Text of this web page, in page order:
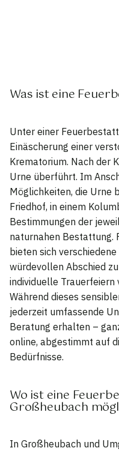
Was ist eine
Unter einer
Einäscherung einer
Krematorium. Nach der
Urne überführt. Im
Möglichkeiten, die Urne
Friedhof, in einem
Bestimmungen der
naturnahen Bestattung.
bieten sich
würdevollen Abschied
individuelle Trauerfeiern
Während dieses
jederzeit umfassende
Beratung erhalten –
online, abgestimmt auf
Bedürfnisse.
Wo ist eine
Großheubach
In Großheubach und